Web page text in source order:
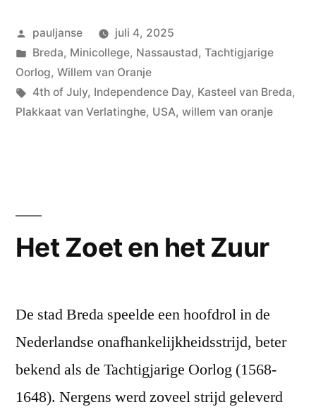
Geplaatst
door
pauljanse
juli 4, 2025
Geplaatst
in
Breda, Minicollege, Nassaustad, Tachtigjarige
Oorlog, Willem van Oranje
Tags:
4th of July, Independence Day, Kasteel van Breda,
Plakkaat van Verlatinghe, USA, willem van oranje
Het Zoet en het Zuur
De stad Breda speelde een hoofdrol in de
Nederlandse onafhankelijkheidsstrijd, beter
bekend als de Tachtigjarige Oorlog (1568-
1648). Nergens werd zoveel strijd geleverd